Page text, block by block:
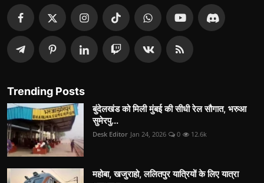
Trending Posts
बुंदेलखंड को मिली मुंबई की सीधी रेल सौगात, भरुआ
सुमेरपु...
Desk Editor Jan 24, 2026 0 12.6k
महोबा, खजुराहो, ललितपुर यात्रियों के लिए यात्रा